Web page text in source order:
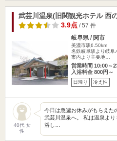
武芸川温泉(旧関観光ホテル 西
3.9点/ 57 件
岐阜県 / 関市
美濃市駅6.50km
名鉄岐阜駅より岐阜
市内より主要地…
営業時間 10:00～
入浴料金 800円～
日帰り 冷え性
40代 女
性
今日は急遽お休みがもらえた
武芸川温泉へ。 私は温泉よ
浴し…